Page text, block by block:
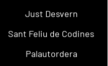
Just Desvern
Sant Feliu de Codines
Palautordera